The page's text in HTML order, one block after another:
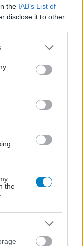
the IAB’s List of
disclose it to other
or more Google
You may click to
party tags to
in below Google
the